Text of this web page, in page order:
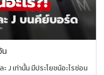
น
J เท่านั้น มีประโยชน์อะไรซ่อน